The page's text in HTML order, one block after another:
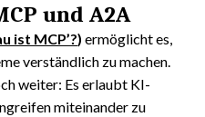
und A2A
ist MCP’?) ermöglicht es,
verständlich zu machen.
weiter: Es erlaubt KI-
miteinander zu